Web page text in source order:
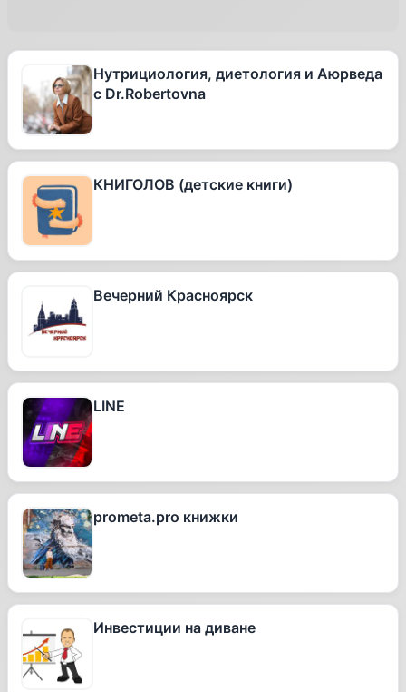
Нутрициология, диетология и Аюрведа
с Dr.Robertovna
КНИГОЛОВ (детские книги)
Вечерний Красноярск
LINE
prometa.pro книжки
Инвестиции на диване